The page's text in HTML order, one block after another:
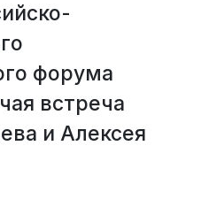
форума
встреча
и Алексея